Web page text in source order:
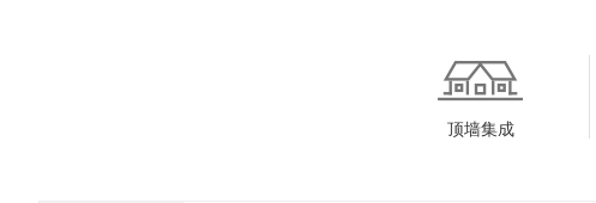
顶墙集成